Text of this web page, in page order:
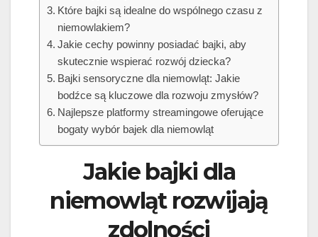
Które bajki są idealne do wspólnego czasu z
niemowlakiem?
Jakie cechy powinny posiadać bajki, aby
skutecznie wspierać rozwój dziecka?
Bajki sensoryczne dla niemowląt: Jakie
bodźce są kluczowe dla rozwoju zmysłów?
Najlepsze platformy streamingowe oferujące
bogaty wybór bajek dla niemowląt
Jakie bajki dla
niemowląt rozwijają
zdolności